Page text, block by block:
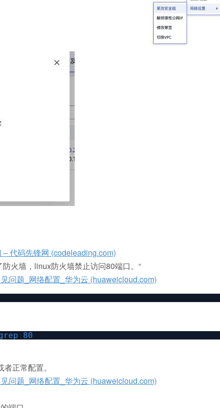
代码先锋网 (codeleading.com)
火墙，linux防火墙禁止访问80端口。“
问题_网络配置_华为云 (huaweicloud.com)
80
正常配置。
问题_网络配置_华为云 (huaweicloud.com)